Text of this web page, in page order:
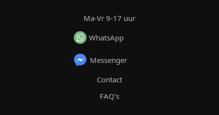
Ma-Vr 9-17 uur
WhatsApp
Messenger
Contact
FAQ’s